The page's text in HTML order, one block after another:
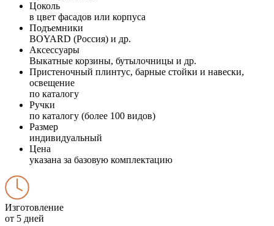
Цоколь
в цвет фасадов или корпуса
Подъемники
BOYARD (Россия) и др.
Аксессуары
Выкатные корзины, бутылочницы и др.
Пристеночный плинтус, барные стойки и навески,
освещение
по каталогу
Ручки
по каталогу (более 100 видов)
Размер
индивидуальный
Цена
указана за базовую комплектацию
Изготовление
от 5 дней